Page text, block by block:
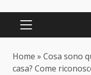
PRIMARY
Home » Cosa sono
casa? Come